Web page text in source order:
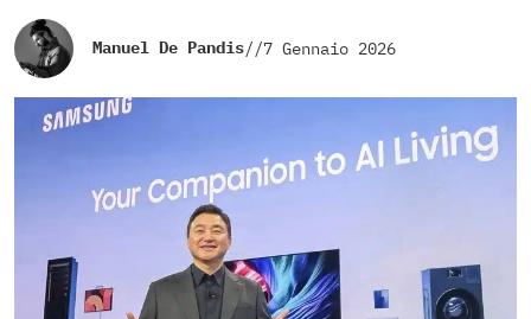
Manuel De Pandis//7 Gennaio 2026